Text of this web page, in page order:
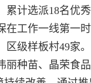
计选派18名优
工作一线第一
级样板村49家
种苗、晶荣食